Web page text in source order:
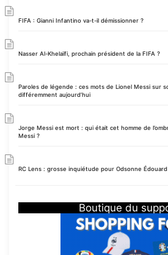
FIFA : Gianni Infantino va-t-il démissionner ?
Nasser Al-Khelaïfi, prochain président de la FIFA ?
Paroles de légende : ces mots de Lionel Messi sur
différemment aujourd’hui
Jorge Messi est mort : qui était cet homme de
Messi ?
RC Lens : grosse inquiétude pour Odsonne
Boutique du